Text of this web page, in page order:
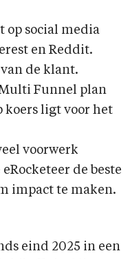
op social media
en Reddit.
de klant.
Funnel plan
koers ligt voor het
voorwerk
de beste
impact te maken.
eind 2025 in een